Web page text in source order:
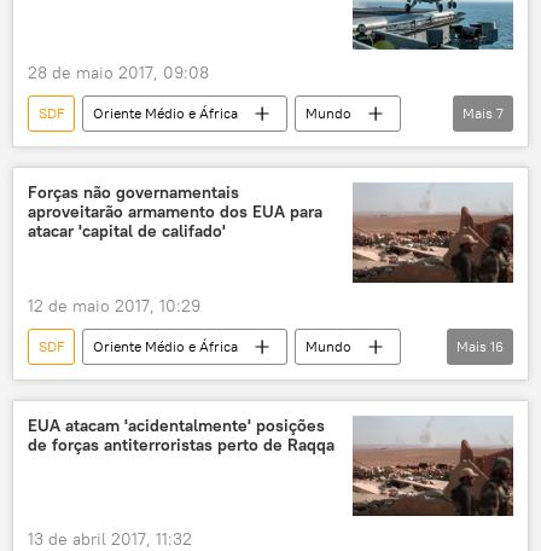
28 de maio 2017, 09:08
SDF Oriente Médio e África
Mundo
Notícias
Síria
Raqqa
coalizão internacional
ataque aéreo
curdos
Mais 7
Forças não governamentais
aproveitarão armamento dos EUA para
atacar 'capital de califado'
12 de maio 2017, 10:29
SDF Oriente Médio e África
Mundo
Notícias
Síria
Damasco
Turquia
Ancara
Curdistão iraquiano
Raqqa
Mais 16
EUA atacam 'acidentalmente' posições
de forças antiterroristas perto de Raqqa
13 de abril 2017, 11:32